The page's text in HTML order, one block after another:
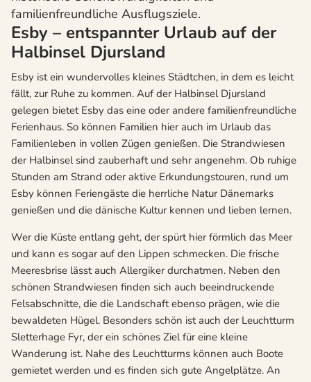
familienfreundliche Ausflugsziele.
Esby – entspannter Urlaub auf der
Halbinsel Djursland
Esby ist ein wundervolles kleines Städtchen, in dem es leicht
fällt, zur Ruhe zu kommen. Auf der Halbinsel Djursland
gelegen bietet Esby das eine oder andere familienfreundliche
Ferienhaus. So können Familien hier auch im Urlaub das
Familienleben in vollen Zügen genießen. Die Strandwiesen
der Halbinsel sind zauberhaft und sehr angenehm. Ob ruhige
Stunden am Strand oder aktive Erkundungstouren, rund um
Esby können Feriengäste die herrliche Natur Dänemarks
genießen und die dänische Kultur kennen und lieben lernen.
Wer die Küste entlang geht, der spürt hier förmlich das Meer
und kann es sogar auf den Lippen schmecken. Die frische
Meeresbrise lässt auch Allergiker durchatmen. Neben den
schönen Strandwiesen finden sich auch beeindruckende
Felsabschnitte, die die Landschaft ebenso prägen, wie die
bewaldeten Hügel. Besonders schön ist auch der Leuchtturm
Sletterhage Fyr, der ein schönes Ziel für eine kleine
Wanderung ist. Nahe des Leuchtturms können auch Boote
gemietet werden und es finden sich gute Angelplätze. An